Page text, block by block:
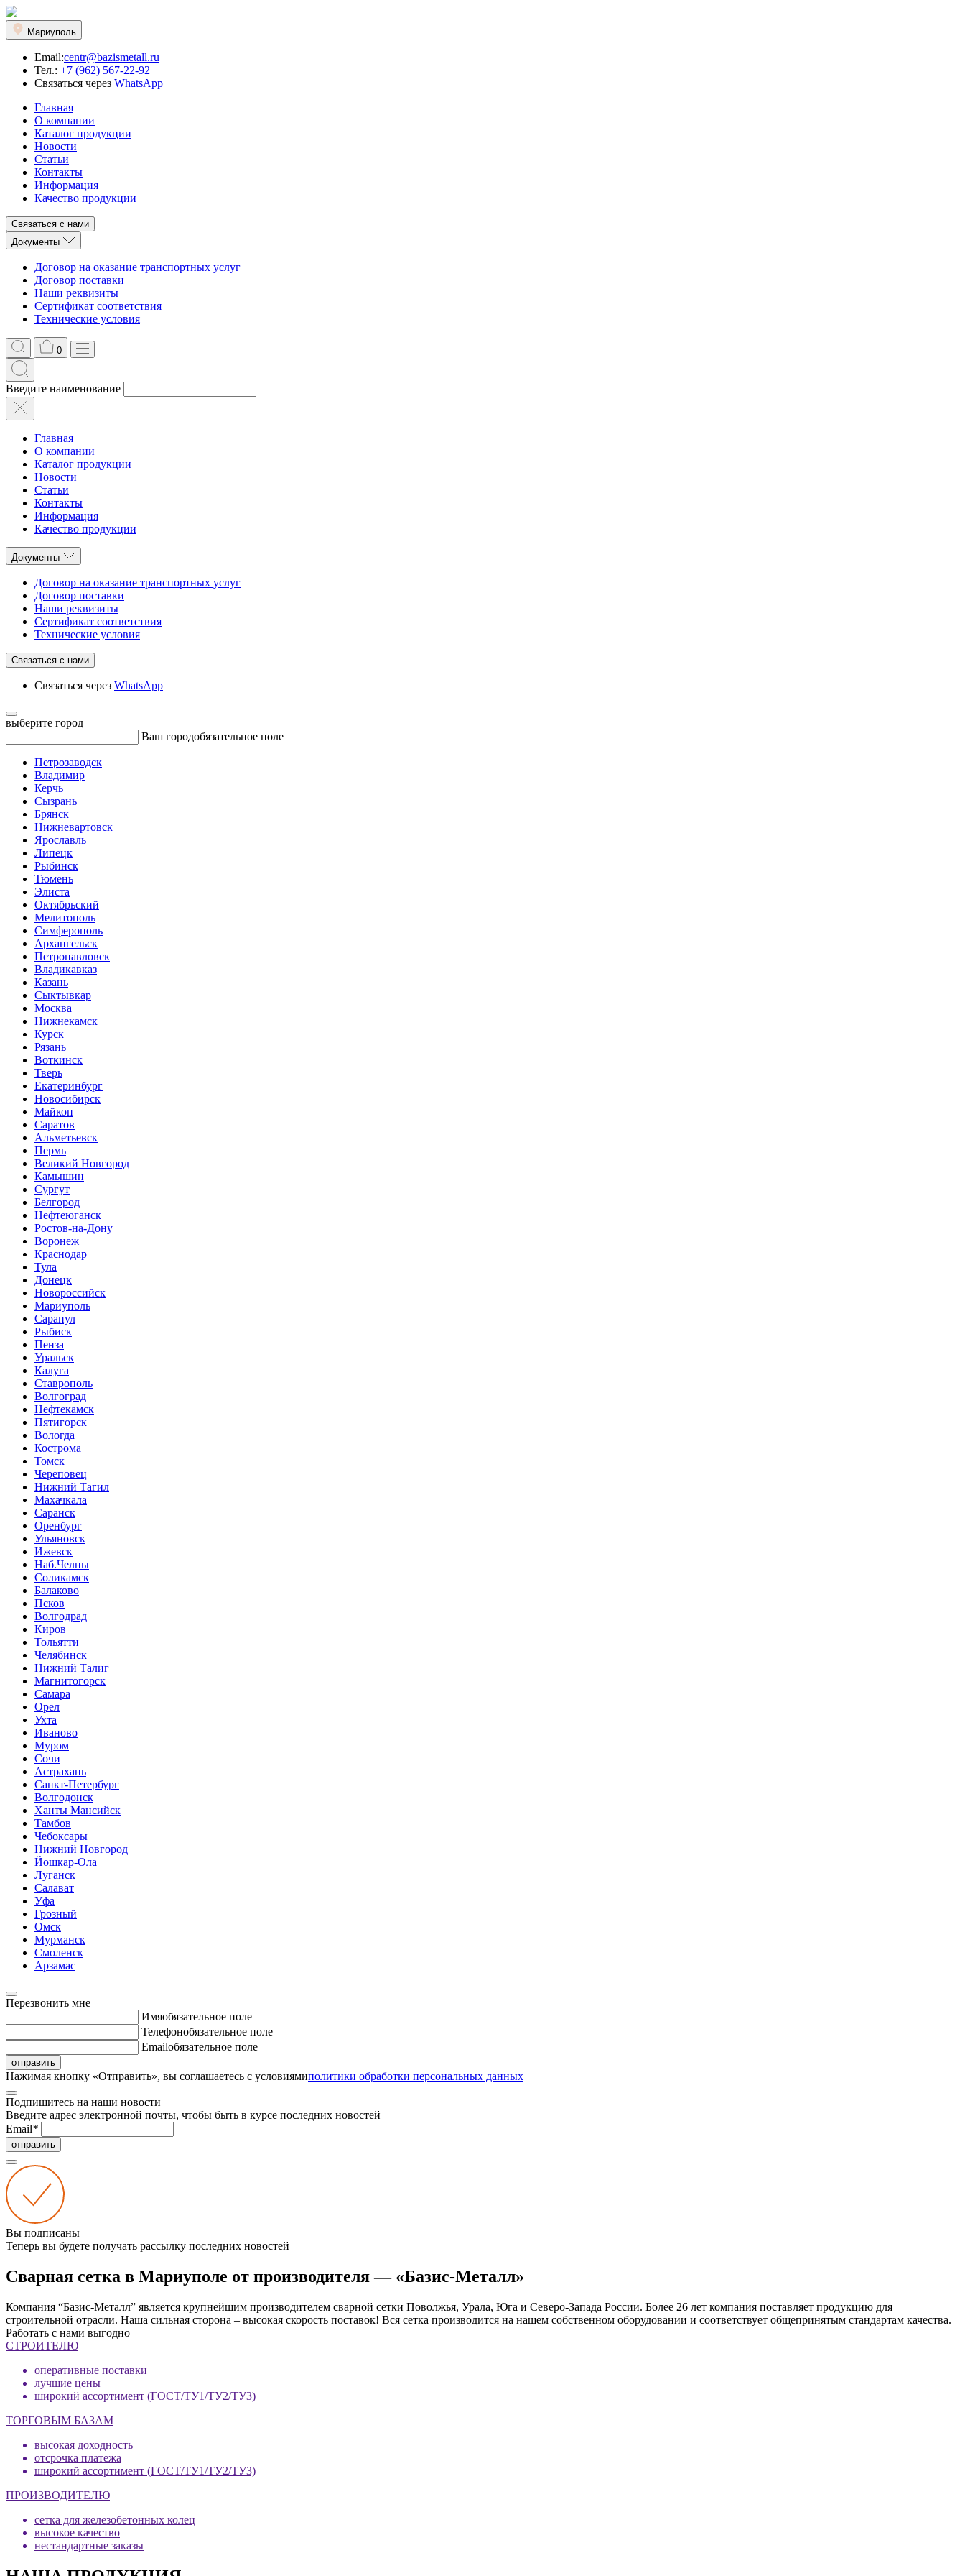
Мариуполь
Email:centr@bazismetall.ru
Тел.: +7 (962) 567-22-92
Связаться через WhatsApp
Главная
О компании
Каталог продукции
Новости
Статьи
Контакты
Информация
Качество продукции
Связаться с нами
Документы
Договор на оказание транспортных услуг
Договор поставки
Наши реквизиты
Сертификат соответствия
Технические условия
0
Введите наименование
Главная
О компании
Каталог продукции
Новости
Статьи
Контакты
Информация
Качество продукции
Документы
Договор на оказание транспортных услуг
Договор поставки
Наши реквизиты
Сертификат соответствия
Технические условия
Связаться с нами
Связаться через WhatsApp
выберите город
Ваш городобязательное поле
Петрозаводск
Владимир
Керчь
Сызрань
Брянск
Нижневартовск
Ярославль
Липецк
Рыбинск
Тюмень
Элиста
Октябрьский
Мелитополь
Симферополь
Архангельск
Петропавловск
Владикавказ
Казань
Сыктывкар
Москва
Нижнекамск
Курск
Рязань
Воткинск
Тверь
Екатеринбург
Новосибирск
Майкоп
Саратов
Альметьевск
Пермь
Великий Новгород
Камышин
Сургут
Белгород
Нефтеюганск
Ростов-на-Дону
Воронеж
Краснодар
Тула
Донецк
Новороссийск
Мариуполь
Сарапул
Рыбиск
Пенза
Уральск
Калуга
Ставрополь
Волгоград
Нефтекамск
Пятигорск
Вологда
Кострома
Томск
Череповец
Нижний Тагил
Махачкала
Саранск
Оренбург
Ульяновск
Ижевск
Наб.Челны
Соликамск
Балаково
Псков
Волгодрад
Киров
Тольятти
Челябинск
Нижний Талиг
Магнитогорск
Самара
Орел
Ухта
Иваново
Муром
Сочи
Астрахань
Санкт-Петербург
Волгодонск
Ханты Мансийск
Тамбов
Чебоксары
Нижний Новгород
Йошкар-Ола
Луганск
Салават
Уфа
Грозный
Омск
Мурманск
Смоленск
Арзамас
Перезвонить мне
Имяобязательное поле
Телефонобязательное поле
Emailобязательное поле
отправить
Нажимая кнопку «Отправить», вы соглашаетесь с условиямиполитики обработки персональных данных
Подпишитесь на наши новости
Введите адрес электронной почты, чтобы быть в курсе последних новостей
Email*
отправить
Вы подписаны
Теперь вы будете получать рассылку последних новостей
Сварная сетка в Мариуполе от производителя — «Базис-Металл»
Компания “Базис-Металл” является крупнейшим производителем сварной сетки Поволжья, Урала, Юга и Северо-Запада России. Более 26 лет компания поставляет продукцию для
строительной отрасли. Наша сильная сторона – высокая скорость поставок! Вся сетка производится на нашем собственном оборудовании и соответствует общепринятым стандартам качества.
Работать с нами выгодно
СТРОИТЕЛЮ
оперативные поставки
лучшие цены
широкий ассортимент (ГОСТ/ТУ1/ТУ2/ТУ3)
ТОРГОВЫМ БАЗАМ
высокая доходность
отсрочка платежа
широкий ассортимент (ГОСТ/ТУ1/ТУ2/ТУ3)
ПРОИЗВОДИТЕЛЮ
сетка для железобетонных колец
высокое качество
нестандартные заказы